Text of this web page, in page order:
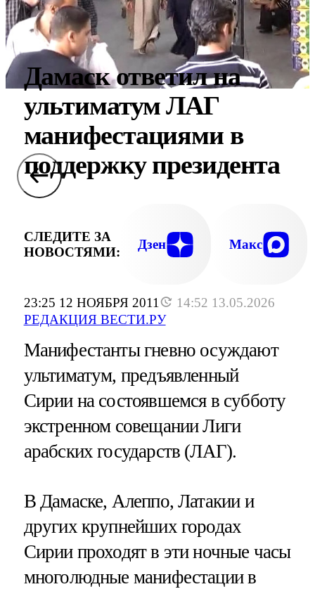
23:25 12 НОЯБРЯ 2011
14:52 13.05.2026
РЕДАКЦИЯ ВЕСТИ.РУ
Дамаск ответил на
ультиматум ЛАГ
манифестациями в
поддержку президента
СЛЕДИТЕ ЗА
НОВОСТЯМИ:
Дзен Макс
Манифестанты гневно осуждают
ультиматум, предъявленный
Сирии на состоявшемся в субботу
экстренном совещании Лиги
арабских государств (ЛАГ).
В Дамаске, Алеппо, Латакии и
других крупнейших городах
Сирии проходят в эти ночные часы
многолюдные манифестации в